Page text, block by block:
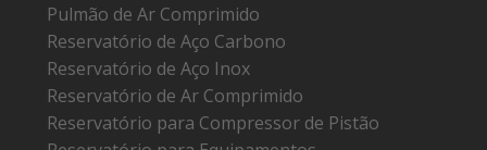
Pulmão de Ar Comprimido
Reservatório de Aço Carbono
Reservatório de Aço Inox
Reservatório de Ar Comprimido
Reservatório para Compressor de Pistão